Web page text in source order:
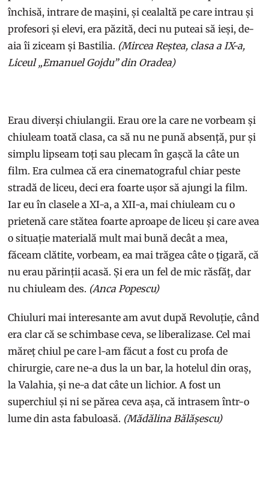
închisă, intrare de mașini, și cealaltă pe care intrau și
profesori și elevi, era păzită, deci nu puteai să ieși, de-
aia îi ziceam și Bastilia. (Mircea Reștea, clasa a IX-a,
Liceul „Emanuel Gojdu” din Oradea)
Erau diverși chiulangii. Erau ore la care ne vorbeam și
chiuleam toată clasa, ca să nu ne pună absență, pur și
simplu lipseam toți sau plecam în gașcă la câte un
film. Era culmea că era cinematograful chiar peste
stradă de liceu, deci era foarte ușor să ajungi la film.
Iar eu în clasele a XI-a, a XII-a, mai chiuleam cu o
prietenă care stătea foarte aproape de liceu și care avea
o situație materială mult mai bună decât a mea,
făceam clătite, vorbeam, ea mai trăgea câte o țigară, că
nu erau părinții acasă. Și era un fel de mic răsfăț, dar
nu chiuleam des. (Anca Popescu)
Chiuluri mai interesante am avut după Revoluție, când
era clar că se schimbase ceva, se liberalizase. Cel mai
măreț chiul pe care l-am făcut a fost cu profa de
chirurgie, care ne-a dus la un bar, la hotelul din oraș,
la Valahia, și ne-a dat câte un lichior. A fost un
superchiul și ni se părea ceva așa, că intrasem într-o
lume din asta fabuloasă. (Mădălina Bălășescu)